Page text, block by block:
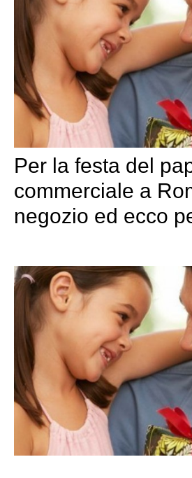
Per la festa del
commerciale a
negozio ed ecco